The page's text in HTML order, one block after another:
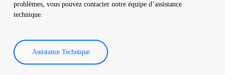
problèmes, vous pouvez contacter notre équipe d’assistance
technique.
Assistance Technique